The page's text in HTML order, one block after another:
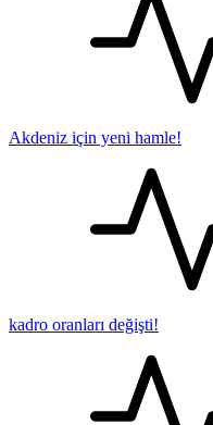
Akdeniz için yeni hamle!
kadro oranları değişti!